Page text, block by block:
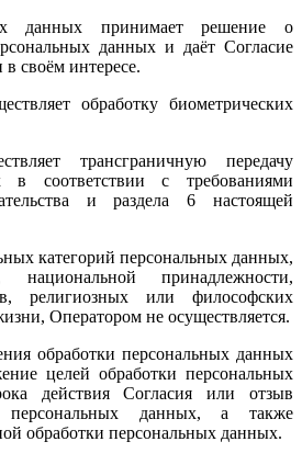
данных принимает решение о
данных и даёт Согласие
своём интересе.
обработку биометрических
трансграничную передачу
в соответствии с требованиями
и раздела 6 настоящей
категорий персональных данных,
национальной принадлежности,
религиозных или философских
Оператором не осуществляется.
обработки персональных данных
целей обработки персональных
действия Согласия или отзыв
персональных данных, а также
обработки персональных данных.